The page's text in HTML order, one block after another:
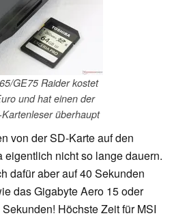
GE75 Raider kostet
und hat einen der
überhaupt
von der SD-Karte auf den
eigentlich nicht so lange dauern.
dafür aber auf 40 Sekunden
das Gigabyte Aero 15 oder
Höchste Zeit für MSI